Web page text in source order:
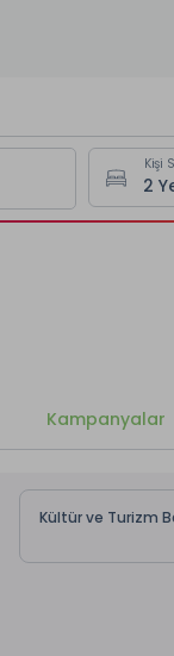
Kişi
Kampanyalar
Kültür ve Turizm